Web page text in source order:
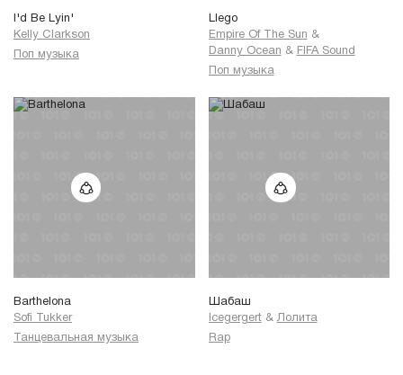
I'd Be Lyin'
Kelly Clarkson
Поп музыка
Llego
Empire Of The Sun &
Danny Ocean & FIFA Sound
Поп музыка
Barthelona
Sofi Tukker
Танцевальная музыка
Шабаш
Icegergert & Лолита
Rap